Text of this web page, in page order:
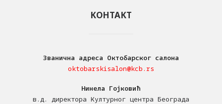
КОНТАКТ
Званична адреса Октобарског салона
oktobarskisalon@kcb.rs
Нинела Гојковић
в.д. директора Културног центра Београда